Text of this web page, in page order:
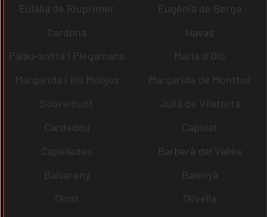
Eulàlia de Riuprimer
Eugènia de Berga
Cardona
Navas
Palau-solità i Plegamans
Maria d´Oló
Margarida i els Monjos
Margarida de Montbui
Sobremunt
Julià de Vilatorta
Cardedeu
Capolat
Capellades
Barberà del Vallès
Balsareny
Balenyà
Olost
Olivella